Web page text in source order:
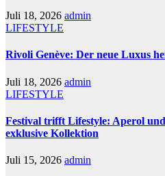
Juli 18, 2026 admin
LIFESTYLE
Rivoli Genève: Der neue Luxus
Juli 18, 2026 admin
LIFESTYLE
Festival trifft Lifestyle: Aperol
exklusive Kollektion
Juli 15, 2026 admin